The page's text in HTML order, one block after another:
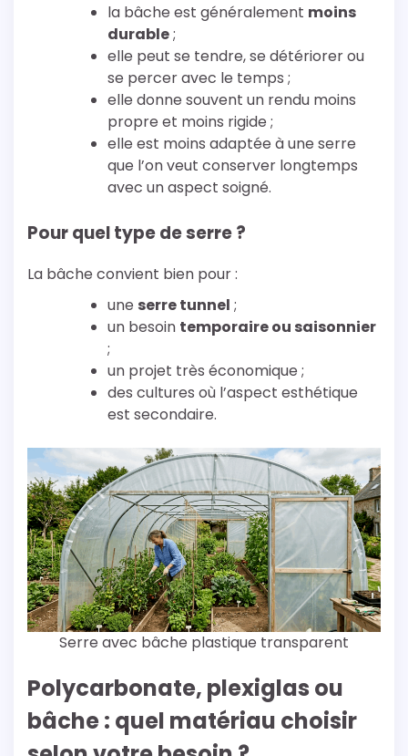
la bâche est généralement moins
durable;
elle peut se tendre, se détériorer ou
se percer avec le temps ;
elle donne souvent un rendu moins
propre et moins rigide ;
elle est moins adaptée à une serre
que l’on veut conserver longtemps
avec un aspect soigné.
Pour quel type de serre ?
La bâche convient bien pour :
une serre tunnel ;
un besoin temporaire ou saisonnier
;
un projet très économique ;
des cultures où l’aspect esthétique
est secondaire.
Serre avec bâche plastique transparent
Polycarbonate, plexiglas ou
bâche : quel matériau choisir